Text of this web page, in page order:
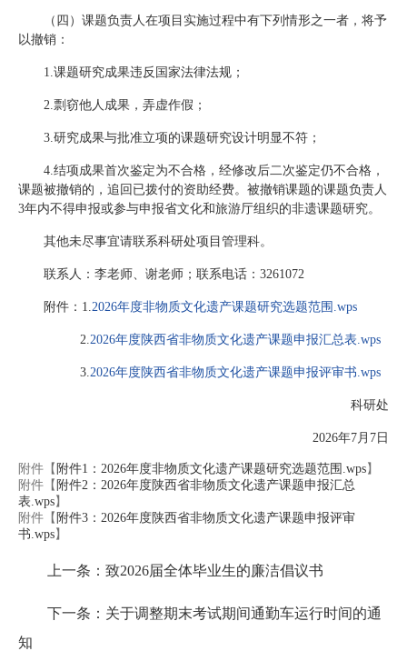
（四）课题负责人在项目实施过程中有下列情形之一者，将予
以撤销：
1.课题研究成果违反国家法律法规；
2.剽窃他人成果，弄虚作假；
3.研究成果与批准立项的课题研究设计明显不符；
4.结项成果首次鉴定为不合格，经修改后二次鉴定仍不合格，
课题被撤销的，追回已拨付的资助经费。被撤销课题的课题负责人
3年内不得申报或参与申报省文化和旅游厅组织的非遗课题研究。
其他未尽事宜请联系科研处项目管理科。
联系人：李老师、谢老师；联系电话：3261072
附件： 1.2026年度非物质文化遗产课题研究选题范围.wps
2.2026年度陕西省非物质文化遗产课题申报汇总表.wps
3.2026年度陕西省非物质文化遗产课题申报评审书.wps
科研处
2026年7月7日
附件【 附件1：2026年度非物质文化遗产课题研究选题范围.wps 】
附件【 附件2：2026年度陕西省非物质文化遗产课题申报汇总
表.wps 】
附件【 附件3：2026年度陕西省非物质文化遗产课题申报评审
书.wps 】
上一条：致2026届全体毕业生的廉洁倡议书
下一条：关于调整期末考试期间通勤车运行时间的通
知